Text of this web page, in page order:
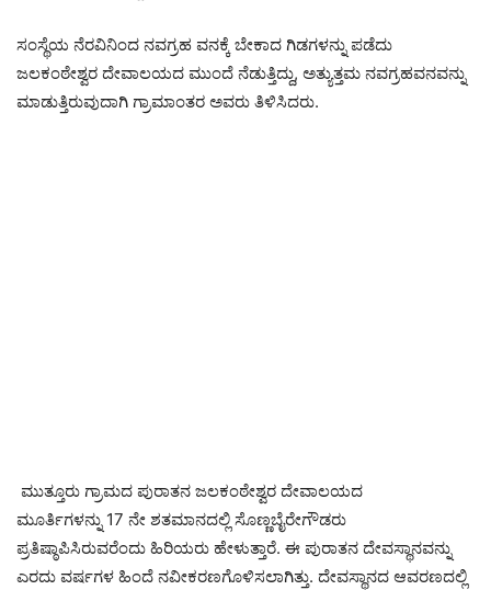
ಸಂಸ್ಥೆಯ ನೆರವಿನಿಂದ ನವಗ್ರಹ ವನಕ್ಕೆ ಬೇಕಾದ ಗಿಡಗಳನ್ನು ಪಡೆದು
ಜಲಕಂಠೇಶ್ವರ ದೇವಾಲಯದ ಮುಂದೆ ನೆಡುತ್ತಿದ್ದು, ಅತ್ಯುತ್ತಮ ನವಗ್ರಹವನವನ್ನು
ಮಾಡುತ್ತಿರುವುದಾಗಿ ಗ್ರಾಮಾಂತರ ಅವರು ತಿಳಿಸಿದರು.
ಮುತ್ತೂರು ಗ್ರಾಮದ ಪುರಾತನ ಜಲಕಂಠೇಶ್ವರ ದೇವಾಲಯದ
ಮೂರ್ತಿಗಳನ್ನು 17 ನೇ ಶತಮಾನದಲ್ಲಿ ಸೊಣ್ಣಬೈರೇಗೌಡರು
ಪ್ರತಿಷ್ಠಾಪಿಸಿರುವರೆಂದು ಹಿರಿಯರು ಹೇಳುತ್ತಾರೆ. ಈ ಪುರಾತನ ದೇವಸ್ಥಾನವನ್ನು
ಎರದು ವರ್ಷಗಳ ಹಿಂದೆ ನವೀಕರಣಗೊಳಿಸಲಾಗಿತ್ತು. ದೇವಸ್ಥಾನದ ಆವರಣದಲ್ಲಿ